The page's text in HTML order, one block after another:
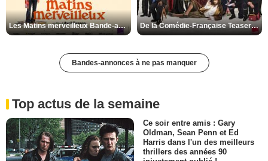
Les Matins merveilleux Bande-annonce VF De la Comédie-Française Teaser VF
Bandes-annonces à ne pas manquer
Top actus de la semaine
Ce soir entre amis : Gary
Oldman, Sean Penn et Ed
Harris dans l'un des meilleurs
thrillers des années 90